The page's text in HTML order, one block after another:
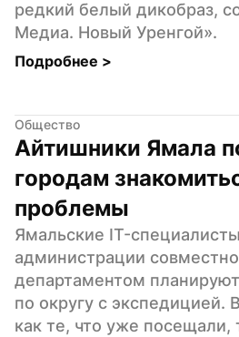
редкий белый дикобраз,
Медиа. Новый Уренгой».
Подробнее >
Общество
Айтишники Ямала
городам
проблемы
Ямальские IT-
администрации
департаментом
по округу с экспедицией.
как те, что уже посещали,